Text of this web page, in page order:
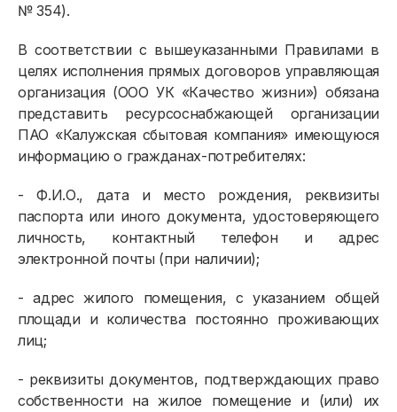
№ 354).
В соответствии с вышеуказанными Правилами в
целях исполнения прямых договоров управляющая
организация (ООО УК «Качество жизни») обязана
представить ресурсоснабжающей организации
ПАО «Калужская сбытовая компания» имеющуюся
информацию о гражданах-потребителях:
- Ф.И.О., дата и место рождения, реквизиты
паспорта или иного документа, удостоверяющего
личность, контактный телефон и адрес
электронной почты (при наличии);
- адрес жилого помещения, с указанием общей
площади и количества постоянно проживающих
лиц;
- реквизиты документов, подтверждающих право
собственности на жилое помещение и (или) их